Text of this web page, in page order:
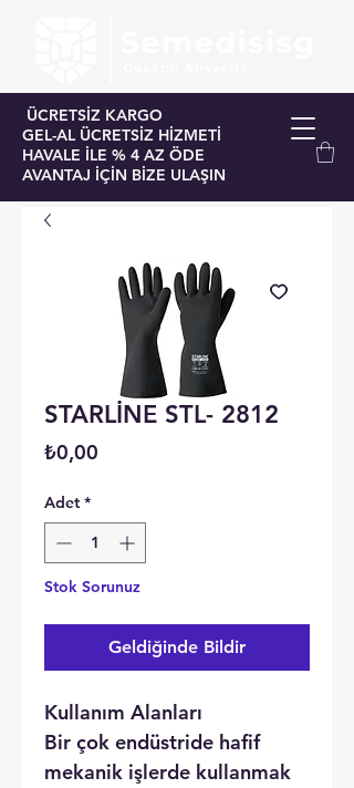
ÜCRETSİZ KARGO
GEL-AL ÜCRETSİZ HİZMETİ
HAVALE İLE % 4 AZ ÖDE
AVANTAJ İÇİN BİZE ULAŞIN
STARLİNE STL- 2812
₺0,00
Adet *
Stok Sorunuz
Geldiğinde Bildir
Kullanım Alanları
Bir çok endüstride hafif
mekanik işlerde kullanmak